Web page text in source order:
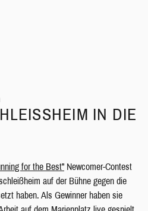
IN DIE I
for the Best” Newcomer-Contest
auf der Bühne gegen die
haben. Als Gewinner haben sie